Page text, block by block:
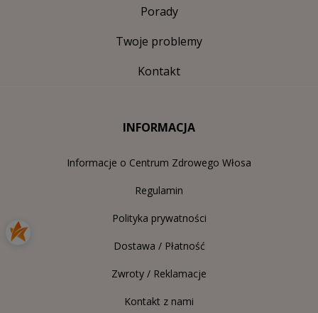
Porady
Twoje problemy
Kontakt
INFORMACJA
Informacje o Centrum Zdrowego Włosa
Regulamin
Polityka prywatności
Dostawa / Płatność
Zwroty / Reklamacje
Kontakt z nami